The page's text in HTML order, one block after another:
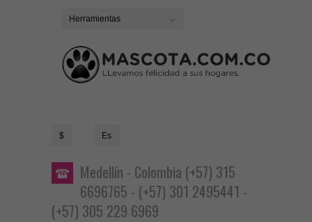
Herramientas
$ Es
Medellín - Colombia (+57) 315
6696765 - (+57) 301 2495441 -
(+57) 305 229 6969